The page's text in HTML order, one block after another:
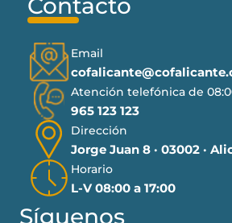
Email
Atención telefónica de
965 123 123
Dirección
Jorge Juan 8 · 03002 ·
Horario
L-V 08:00 a 17:00
Síguenos